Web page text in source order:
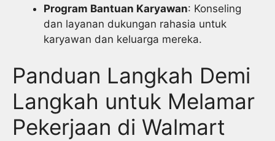
Program Bantuan Karyawan: Konseling
dan layanan dukungan rahasia untuk
karyawan dan keluarga mereka.
Panduan Langkah Demi
Langkah untuk Melamar
Pekerjaan di Walmart